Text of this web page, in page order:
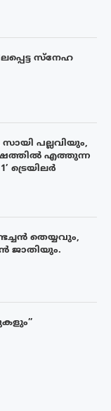
സ്നേഹ
പല്ലവിയും,
എത്തുന്ന
ട്രെയിലർ
തെയ്യവും,
ജാതിയും.